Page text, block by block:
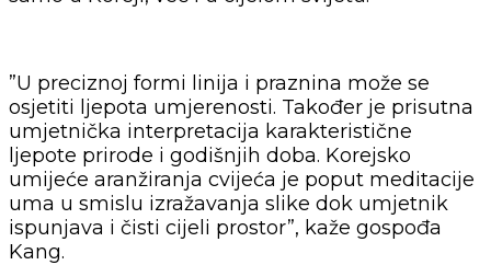
”U preciznoj formi linija i praznina može se
osjetiti ljepota umjerenosti. Također je prisutna
umjetnička interpretacija karakteristične
ljepote prirode i godišnjih doba. Korejsko
umijeće aranžiranja cvijeća je poput meditacije
uma u smislu izražavanja slike dok umjetnik
ispunjava i čisti cijeli prostor”, kaže gospođa
Kang.